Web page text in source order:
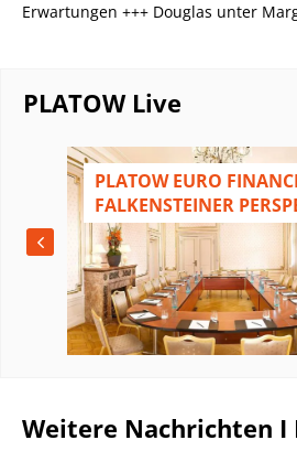
Erwartungen +++ Douglas unter
PLATOW Live
PLATOW EURO
FALKENSTEINER
Weitere Nachrichten I